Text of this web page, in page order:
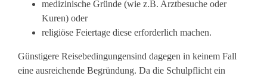
medizinische Gründe (wie z.B. Arztbesuche oder
Kuren) oder
religiöse Feiertage diese erforderlich machen.
Günstigere Reisebedingungensind dagegen in keinem Fall
eine ausreichende Begründung. Da die Schulpflicht ein